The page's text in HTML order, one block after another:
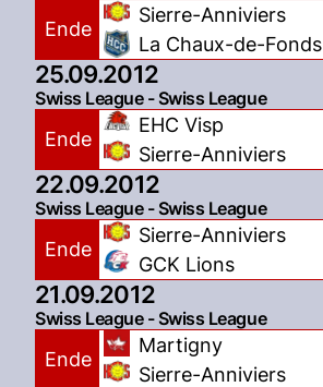
Ende
Sierre-Anniviers
La Chaux-de-Fonds
25.09.2012
Swiss League - Swiss League
Ende
EHC Visp
Sierre-Anniviers
22.09.2012
Swiss League - Swiss League
Ende
Sierre-Anniviers
GCK Lions
21.09.2012
Swiss League - Swiss League
Ende
Martigny
Sierre-Anniviers